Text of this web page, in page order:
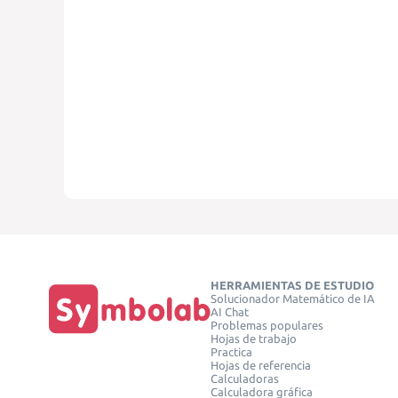
HERRAMIENTAS DE ESTUDIO
Solucionador Matemático de IA
AI Chat
Problemas populares
Hojas de trabajo
Practica
Hojas de referencia
Calculadoras
Calculadora gráfica